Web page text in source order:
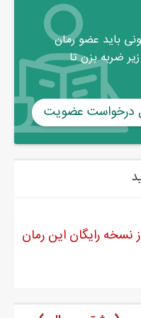
داشته باش!
به من و یه نگاه به گوشی و
دهنش برد.
کردم که برگشت و خواست
بود، با کله توی در رفت و
به تیر برق گیر کرد و
داد زد: آی ننه!
قیافه‌ی پنجر شده‌اش آروم
تو باشی با آبروی مردم بازی
آه و ناله می‌کرد داد کشید:
باید عضو رمان
ضربه بزن تا
درخواست عضویت
نسخه رایگان این رمان